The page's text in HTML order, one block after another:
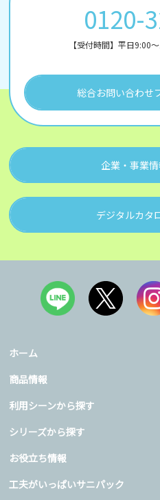
0120-
【受付時間】平日9:00
総合お問い合わせ
企業・事業
デジタルカタ
ホーム
商品情報
利用シーンから探す
シリーズから探す
お役立ち情報
工夫がいっぱいサニパック